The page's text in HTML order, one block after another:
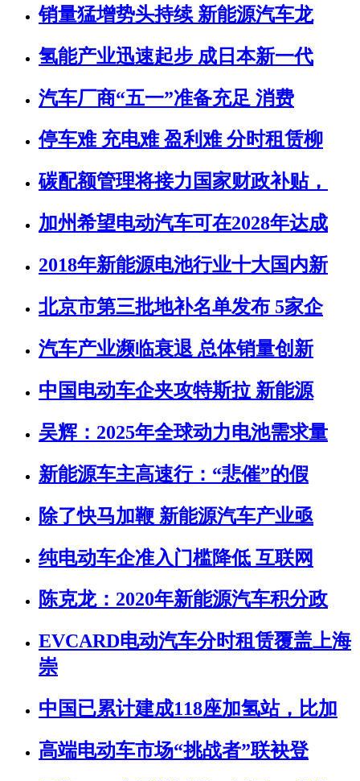
销量猛增势头持续 新能源汽车龙
氢能产业迅速起步 成日本新一代
汽车厂商“五一”准备充足 消费
停车难 充电难 盈利难 分时租赁柳
碳配额管理将接力国家财政补贴，
加州希望电动汽车可在2028年达成
2018年新能源电池行业十大国内新
北京市第三批地补名单发布 5家企
汽车产业濒临衰退 总体销量创新
中国电动车企夹攻特斯拉 新能源
吴辉：2025年全球动力电池需求量
新能源车主高速行：“悲催”的假
除了快马加鞭 新能源汽车产业亟
纯电动车企准入门槛降低 互联网
陈克龙：2020年新能源汽车积分政
EVCARD电动汽车分时租赁覆盖上海
崇
中国已累计建成118座加氢站，比加
高端电动车市场“挑战者”联袂登